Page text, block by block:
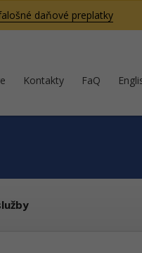
daňové preplatky
Kontakty FaQ